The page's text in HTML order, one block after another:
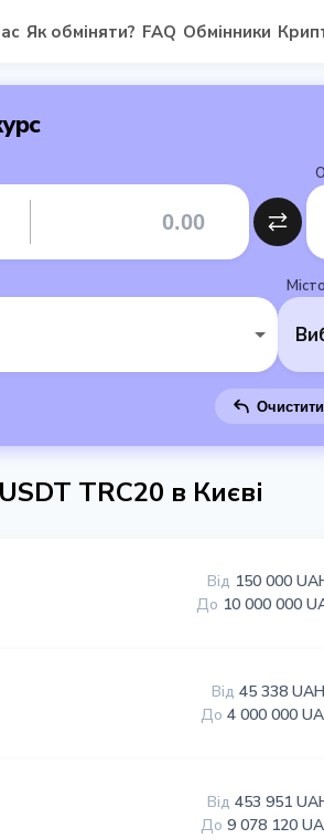
Як обміняти? FAQ Обмінники
Місто
Очистити
TRC20 в Києві
Від 150 000
До 10 000 000
Від 45 338 UAH
До 4 000 000
Від 453 951
До 9 078 120